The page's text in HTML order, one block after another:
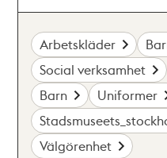
Arbetskläder
Social verksamhet
Barn
Uniformer
Välgörenhet